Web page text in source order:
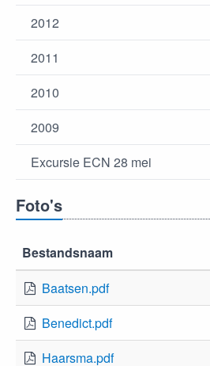
2012
2011
2010
2009
Excursie ECN 28 mei
Foto's
Bestandsnaam
Baatsen.pdf
Benedict.pdf
Haarsma.pdf